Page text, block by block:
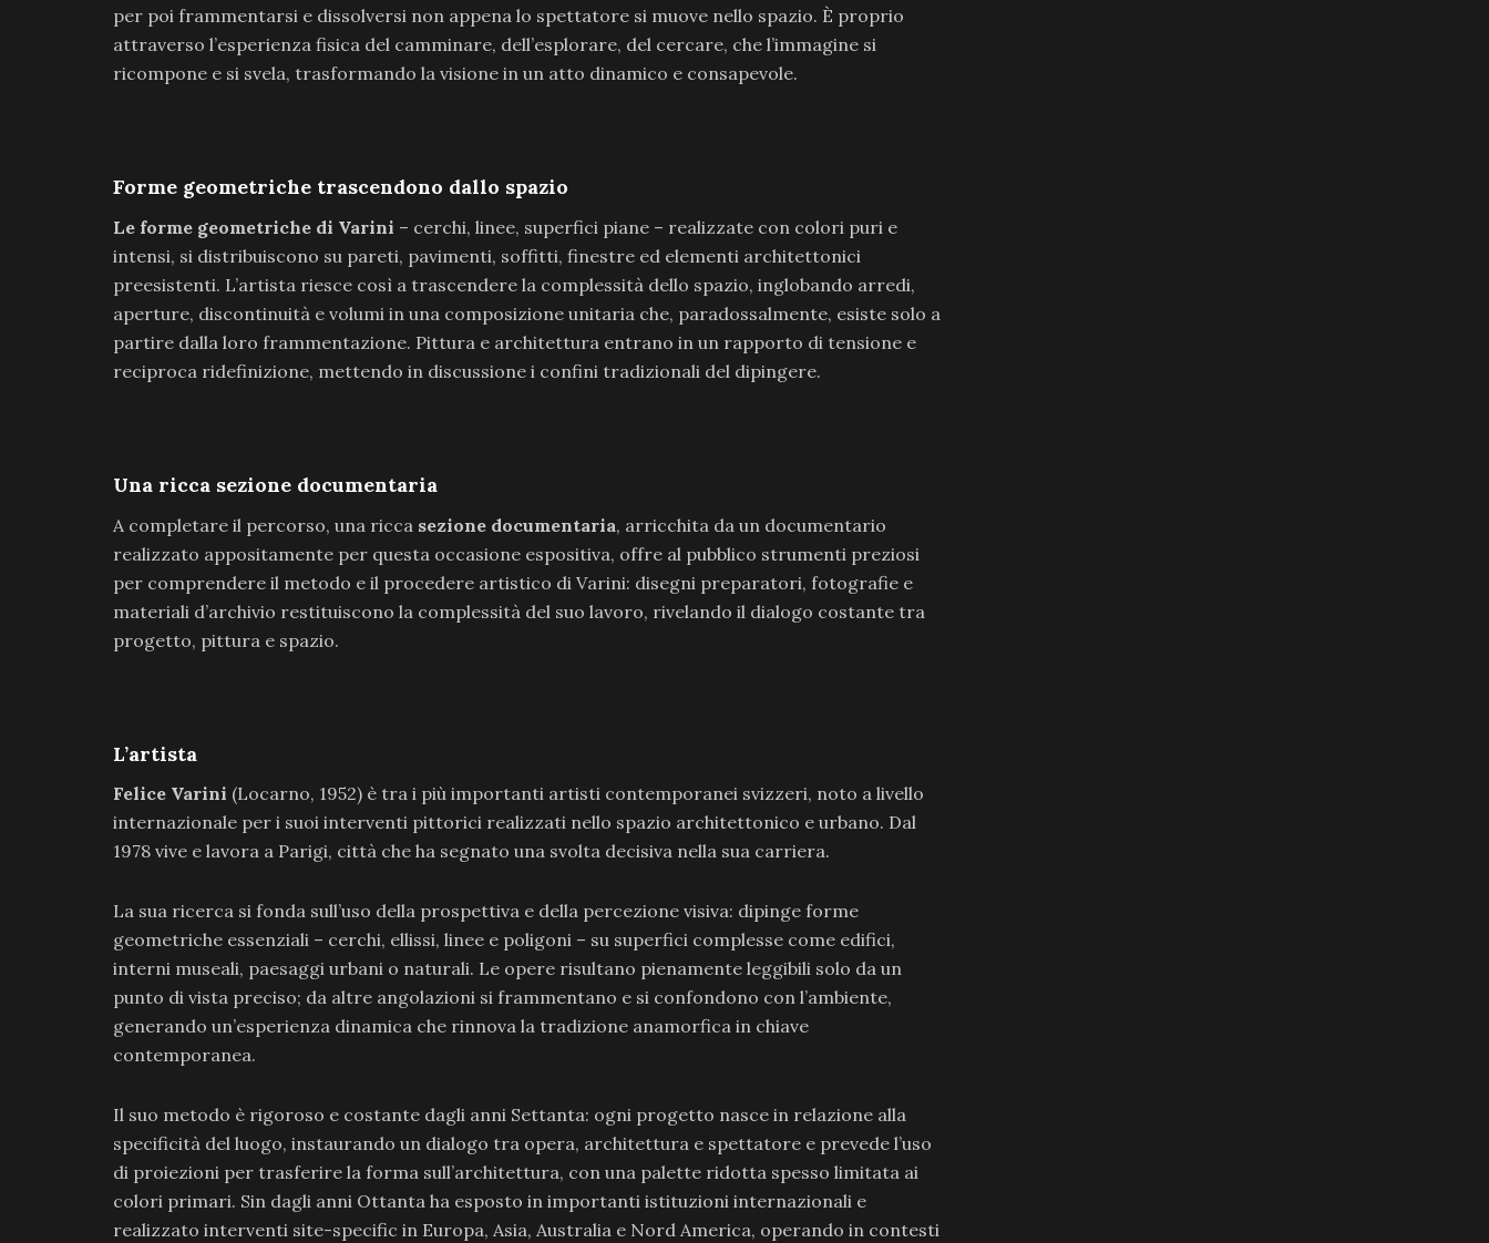
per poi frammentarsi e dissolversi non appena lo spettatore si muove nello spazio. È proprio
attraverso l’esperienza fisica del camminare, dell’esplorare, del cercare, che l’immagine si
ricompone e si svela, trasformando la visione in un atto dinamico e consapevole.
Forme geometriche trascendono dallo spazio
Le forme geometriche di Varini – cerchi, linee, superfici piane – realizzate con colori puri e
intensi, si distribuiscono su pareti, pavimenti, soffitti, finestre ed elementi architettonici
preesistenti. L’artista riesce così a trascendere la complessità dello spazio, inglobando arredi,
aperture, discontinuità e volumi in una composizione unitaria che, paradossalmente, esiste solo a
partire dalla loro frammentazione. Pittura e architettura entrano in un rapporto di tensione e
reciproca ridefinizione, mettendo in discussione i confini tradizionali del dipingere.
Una ricca sezione documentaria
A completare il percorso, una ricca sezione documentaria, arricchita da un documentario
realizzato appositamente per questa occasione espositiva, offre al pubblico strumenti preziosi
per comprendere il metodo e il procedere artistico di Varini: disegni preparatori, fotografie e
materiali d’archivio restituiscono la complessità del suo lavoro, rivelando il dialogo costante tra
progetto, pittura e spazio.
L’artista
Felice Varini (Locarno, 1952) è tra i più importanti artisti contemporanei svizzeri, noto a livello
internazionale per i suoi interventi pittorici realizzati nello spazio architettonico e urbano. Dal
1978 vive e lavora a Parigi, città che ha segnato una svolta decisiva nella sua carriera.
La sua ricerca si fonda sull’uso della prospettiva e della percezione visiva: dipinge forme
geometriche essenziali – cerchi, ellissi, linee e poligoni – su superfici complesse come edifici,
interni museali, paesaggi urbani o naturali. Le opere risultano pienamente leggibili solo da un
punto di vista preciso; da altre angolazioni si frammentano e si confondono con l’ambiente,
generando un’esperienza dinamica che rinnova la tradizione anamorfica in chiave
contemporanea.
Il suo metodo è rigoroso e costante dagli anni Settanta: ogni progetto nasce in relazione alla
specificità del luogo, instaurando un dialogo tra opera, architettura e spettatore e prevede l’uso
di proiezioni per trasferire la forma sull’architettura, con una palette ridotta spesso limitata ai
colori primari. Sin dagli anni Ottanta ha esposto in importanti istituzioni internazionali e
realizzato interventi site-specific in Europa, Asia, Australia e Nord America, operando in contesti